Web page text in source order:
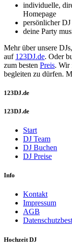
individuelle,
Homepage
persönlicher
deine Party
Mehr über unsere
auf 123DJ.de. Oder
zum besten Preis. Wir
begleiten zu dürfen.
123DJ.de
123DJ.de
Start
DJ Team
DJ Buchen
DJ Preise
Info
Kontakt
Impressum
AGB
Hochzeit DJ